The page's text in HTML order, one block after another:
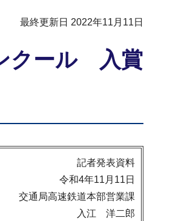
最終更新日 2022年11月11日
クール 入賞
記者発表資料
令和4年11月11日
交通局高速鉄道本部営業課
入江 洋二郎